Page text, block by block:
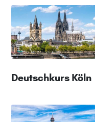
Deutschkurs Köln